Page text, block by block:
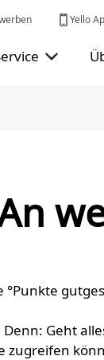
Yello
°Punkte
Denn: Geht
zugreifen